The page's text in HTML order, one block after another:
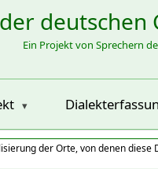
deutschen
Ein Projekt von Sprechern
der Orte, von denen diese